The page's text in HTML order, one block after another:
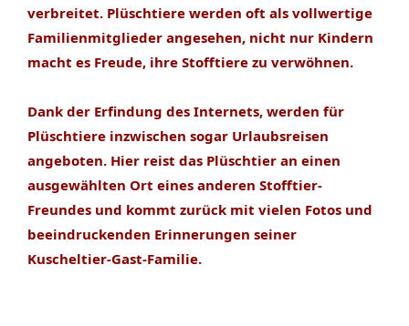
verbreitet. Plüschtiere werden oft als vollwertige
Familienmitglieder angesehen, nicht nur Kindern
macht es Freude, ihre Stofftiere zu verwöhnen.
Dank der Erfindung des Internets, werden für
Plüschtiere inzwischen sogar Urlaubsreisen
angeboten. Hier reist das Plüschtier an einen
ausgewählten Ort eines anderen Stofftier-
Freundes und kommt zurück mit vielen Fotos und
beeindruckenden Erinnerungen seiner
Kuscheltier-Gast-Familie.